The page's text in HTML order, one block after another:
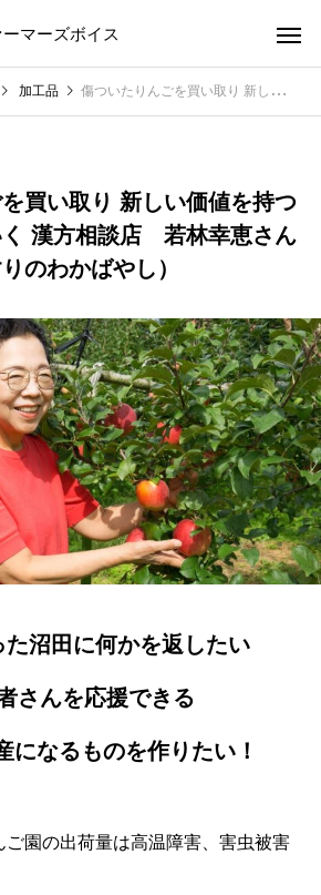
マーズボイス
加工品 傷ついたりんごを買い取り 新しい価値を持つものに変えていく 漢方相談店 若林幸恵さん（明誠堂 くすりのわかばやし）
買い取り 新しい価値を持つ
く 漢方相談店 若林幸恵さん
のわかばやし）
た沼田に何かを返したい
さんを応援できる
になるものを作りたい！
ご園の出荷量は高温障害、害虫被害